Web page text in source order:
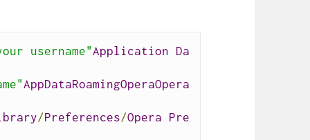
username"Application Da
AppDataRoamingOperaOpera
/Preferences/Opera Pre